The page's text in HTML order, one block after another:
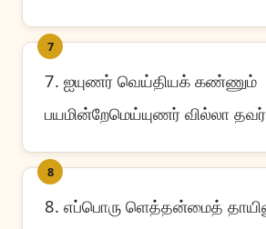
7
7. ஐயுணர் வெய்தியக் கண்ணும்
பயமின்றேமெய்யுணர் வில்லா
8
8. எப்பொரு ளெத்தன்மைத்